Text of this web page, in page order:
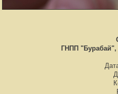
ГНПП "Бурабай",